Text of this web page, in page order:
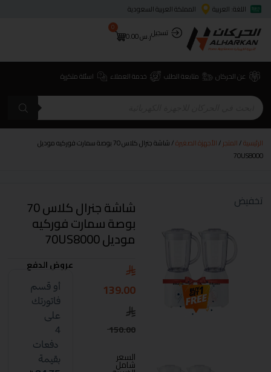
اللغة: العربية
المملكة العربية السعودية
تسجيلر.س0.00
0
عن الحركان متابعة الطلب خدمة العملاء اسئلة متكررة
الرئيسية/المتجر/الأجهزة الصغيرة
/ شاشة جنرال كلاس 70 بوصة سمارت فوركيه موديل
70US8000
تخفيض شاشة جنرال كلاس 70
بوصة سمارت فوركيه
موديل 70US8000
150.00
139.00
السعر
شامل
عروض الدفع